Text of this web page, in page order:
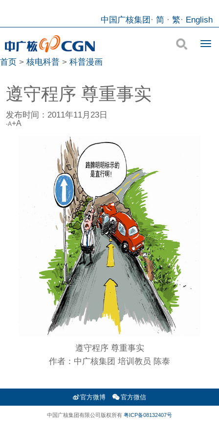
中国广核集团 · 简· 繁· English
首页 > 核电科普 > 科普漫画
遵守程序 尊重事实
发布时间： 2011年11月23日
-A+A
遵守程序 尊重事实
作者：中广核集团 培训教员 陈泰
官方微博 官方微信
中国广核集团有限公司版权所有 粤ICP备08132407号